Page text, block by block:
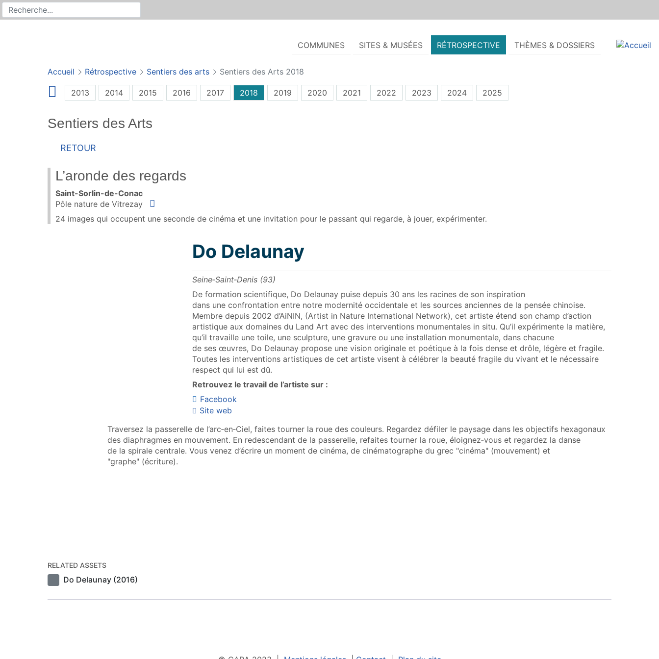
Recherche sur le site
Rechercher
COMMUNES SITES & MUSÉES RÉTROSPECTIVE THÈMES & DOSSIERS
Accueil Rétrospective Sentiers des arts Sentiers des Arts 2018
2013 2014 2015 2016 2017 2018 2019 2020 2021 2022 2023 2024 2025
Sentiers des Arts
Retour
L’aronde des regards
Saint-Sorlin-de-Conac
Pôle nature de Vitrezay
Situer
24 images qui occupent une seconde de cinéma et une invitation pour le passant qui regarde, à jouer, expérimenter.
Do Delaunay
Seine‑Saint‑Denis (93)
De formation scientifique, Do Delaunay puise depuis 30 ans les racines de son inspiration
dans une confrontation entre notre modernité occidentale et les sources anciennes de la pensée chinoise.
Membre depuis 2002 d’AiNIN, (Artist in Nature International Network), cet artiste étend son champ d’action
artistique aux domaines du Land Art avec des interventions monumentales in situ. Qu’il expérimente la matière,
qu’il travaille une toile, une sculpture, une gravure ou une installation monumentale, dans chacune
de ses œuvres, Do Delaunay propose une vision originale et poétique à la fois dense et drôle, légère et fragile.
Toutes les interventions artistiques de cet artiste visent à célébrer la beauté fragile du vivant et le nécessaire
respect qui lui est dû.
Retrouvez le travail de l’artiste sur :
Facebook
Site web
Traversez la passerelle de l’arc‑en‑Ciel, faites tourner la roue des couleurs. Regardez défiler le paysage dans les objectifs hexagonaux
des diaphragmes en mouvement. En redescendant de la passerelle, refaites tourner la roue, éloignez‑vous et regardez la danse
de la spirale centrale. Vous venez d’écrire un moment de cinéma, de cinématographe du grec "cinéma" (mouvement) et
"graphe" (écriture).
RELATED ASSETS
Do Delaunay (2016)